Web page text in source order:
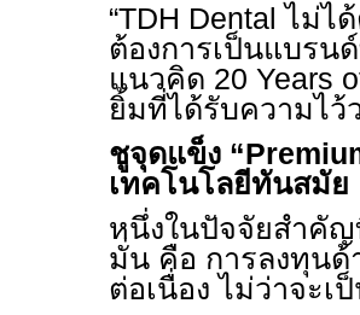
“TDH Dentalไม่ไ
ต้องการเป็นแบรน
แนวคิด 20 Years
ยิ้มที่ได้รับความไว้
ชูจุดแข็ง “
เทคโนโลยีทันสมัย
หนึ่งในปัจจัยสำคั
มั่น คือ การลงทุนด้
ต่อเนื่อง ไม่ว่าจะเ